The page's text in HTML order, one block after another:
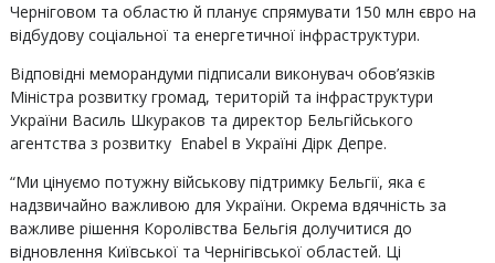
Черніговом та областю й планує спрямувати 150 млн євро на
відбудову соціальної та енергетичної інфраструктури.
Відповідні меморандуми підписали виконувач обов’язків
Міністра розвитку громад, територій та інфраструктури
України Василь Шкураков та директор Бельгійського
агентства з розвитку Enabel в Україні Дірк Депре.
“Ми цінуємо потужну військову підтримку Бельгії, яка є
надзвичайно важливою для України. Окрема вдячність за
важливе рішення Королівства Бельгія долучитися до
відновлення Київської та Чернігівської областей. Ці